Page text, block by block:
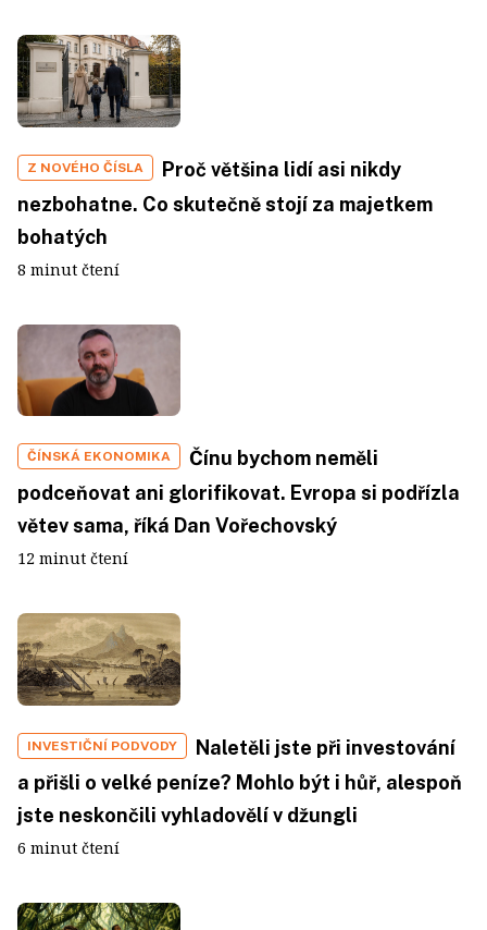
Z NOVÉHO ČÍSLA
Proč většina lidí asi nikdy
nezbohatne. Co skutečně stojí za majetkem
bohatých
8 minut čtení
ČÍNSKÁ EKONOMIKA
Čínu bychom neměli
podceňovat ani glorifikovat. Evropa si podřízla
větev sama, říká Dan Vořechovský
12 minut čtení
INVESTIČNÍ PODVODY
Naletěli jste při investování
a přišli o velké peníze? Mohlo být i hůř, alespoň
jste neskončili vyhladovělí v džungli
6 minut čtení